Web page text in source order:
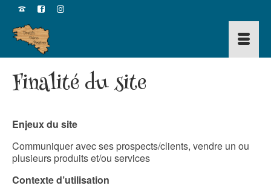
Finalité du site
Enjeux du site
Communiquer avec ses prospects/clients, vendre un ou
plusieurs produits et/ou services
Contexte d’utilisation